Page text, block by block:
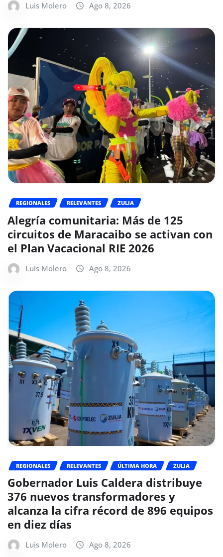
Luis Molero Ago 8, 2026
REGIONALES RELEVANTES ZULIA
Alegría comunitaria: Más de 125
circuitos de Maracaibo se activan con
el Plan Vacacional RIE 2026
Luis Molero Ago 8, 2026
REGIONALES RELEVANTES ÚLTIMA HORA ZULIA
Gobernador Luis Caldera distribuye
376 nuevos transformadores y
alcanza la cifra récord de 896 equipos
en diez días
Luis Molero Ago 8, 2026